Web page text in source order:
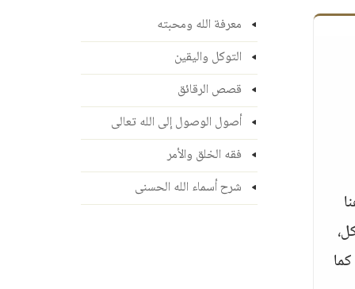
معرفة الله ومحبته
التوكل واليقين
قصص الرقائق
أصول الوصول إلى الله تعالى
فقه الخلق والأمر
شرح أسماء الله الحسنى